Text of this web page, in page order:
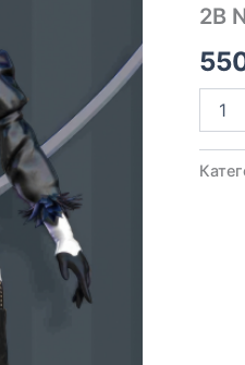
2B
товара
Nier